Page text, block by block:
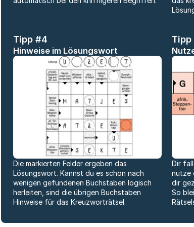
Tipp #4
Hinweise im Lösungswort
Die markierten Felder ergeben das
Lösungswort. Kannst du es schon nach
wenigen gefundenen Buchstaben logisch
herleiten, sind die übrigen Buchstaben
Hinweise für das Kreuzworträtsel.
Tipp
Dir
nutze
dir
So